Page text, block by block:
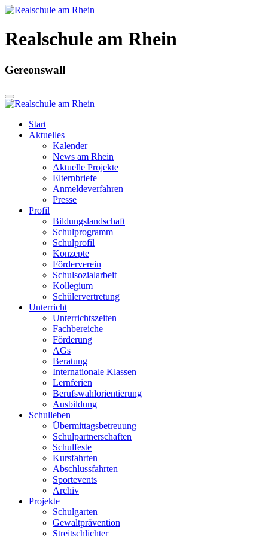
Realschule am Rhein
Gereonswall
Start
Aktuelles
Kalender
News am Rhein
Aktuelle Projekte
Elternbriefe
Anmeldeverfahren
Presse
Profil
Bildungslandschaft
Schulprogramm
Schulprofil
Konzepte
Förderverein
Schulsozialarbeit
Kollegium
Schülervertretung
Unterricht
Unterrichtszeiten
Fachbereiche
Förderung
AGs
Beratung
Internationale Klassen
Lernferien
Berufswahlorientierung
Ausbildung
Schulleben
Übermittagsbetreuung
Schulpartnerschaften
Schulfeste
Kursfahrten
Abschlussfahrten
Sportevents
Archiv
Projekte
Schulgarten
Gewaltprävention
Streitschlichter